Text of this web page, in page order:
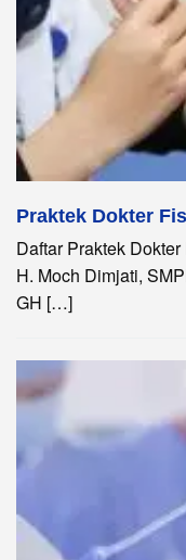
Praktek Dokter
Daftar Praktek
H. Moch Dimjati,
GH […]